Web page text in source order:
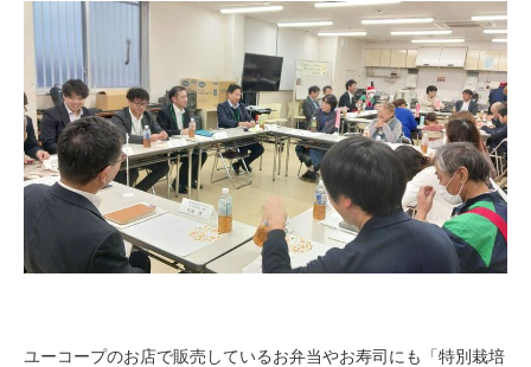
ユーコープのお店で販売しているお弁当やお寿司にも「特別栽培